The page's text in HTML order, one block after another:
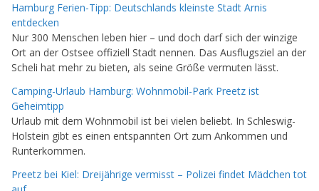
Hamburg Ferien-Tipp: Deutschlands kleinste Stadt Arnis
entdecken
Nur 300 Menschen leben hier – und doch darf sich der winzige
Ort an der Ostsee offiziell Stadt nennen. Das Ausflugsziel an der
Scheli hat mehr zu bieten, als seine Größe vermuten lässt.
Camping-Urlaub Hamburg: Wohnmobil-Park Preetz ist
Geheimtipp
Urlaub mit dem Wohnmobil ist bei vielen beliebt. In Schleswig-
Holstein gibt es einen entspannten Ort zum Ankommen und
Runterkommen.
Preetz bei Kiel: Dreijährige vermisst – Polizei findet Mädchen tot